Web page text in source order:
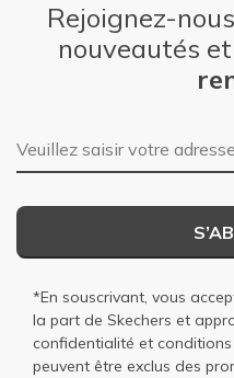
Rejoignez-
nouveautés
Adresse e-mail
*En souscrivant, vous
la part de Skechers et
confidentialité et
peuvent être exclus des